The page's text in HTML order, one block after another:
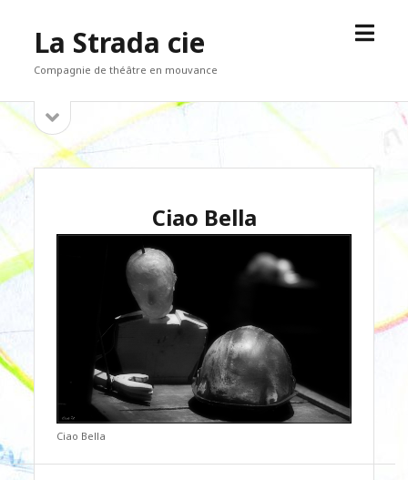
La Strada cie
Compagnie de théâtre en mouvance
open
Sidebar
sidebar
Ciao Bella
Ciao Bella